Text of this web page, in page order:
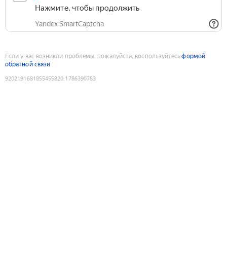
Нажмите, чтобы продолжить
Yandex SmartCaptcha
Если у вас возникли проблемы, пожалуйста, воспользуйтесьформой
обратной связи
9202191681855455820:1786390783